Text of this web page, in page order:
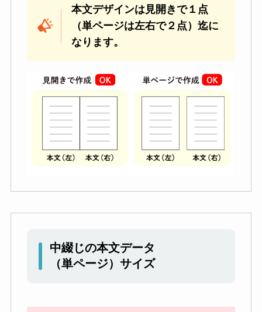
本文デザインは見開きで１点
（単ページは左右で２点）迄に
なります。
中綴じの本文データ
（単ページ）サイズ